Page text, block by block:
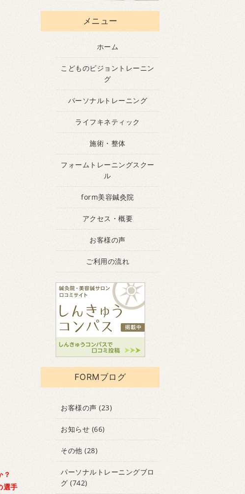
？
選手
メニュー
ホーム
こどものビジョントレーニン
グ
パーソナルトレーニング
ライフキネティック
施術・整体
フォームトレーニングスクー
ル
form美容鍼灸院
アクセス・概要
お客様の声
ご利用の流れ
FORMブログ
お客様の声 (23)
お知らせ (66)
その他 (28)
パーソナルトレーニングブロ
グ (742)